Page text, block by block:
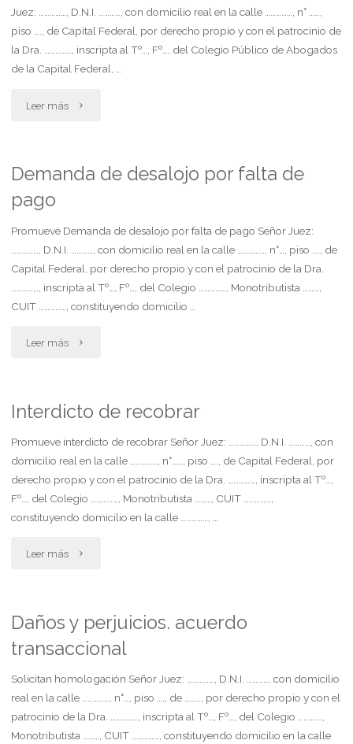
Juez: ……………, D.N.I. …………, con domicilio real en la calle ……………, n° ……,
piso …., de Capital Federal, por derecho propio y con el patrocinio de
la Dra. ……………, inscripta al Tº…, Fº…, del Colegio Público de Abogados
de la Capital Federal, …
Leer más "Demanda
cobro
honorarios
escribano"
Demanda de desalojo por falta de
pago
Promueve Demanda de desalojo por falta de pago Señor Juez:
……………, D.N.I. …………, con domicilio real en la calle ……………, n°…, piso …., de
Capital Federal, por derecho propio y con el patrocinio de la Dra.
……………, inscripta al Tº…, Fº…, del Colegio ……………, Monotributista ………,
CUIT ……………, constituyendo domicilio …
Leer más "Demanda
desalojo
falta
de
Interdicto de recobrar
Promueve interdicto de recobrar Señor Juez: ……………, D.N.I. …………, con
domicilio real en la calle ……………, n°……, piso …., de Capital Federal, por
derecho propio y con el patrocinio de la Dra. ……………, inscripta al Tº…,
Fº…, del Colegio ……………, Monotributista ………, CUIT ……………,
constituyendo domicilio en la calle ……………, …
Leer más "Interdicto
recobrar"
Daños y perjuicios. acuerdo
transaccional
Solicitan homologación Señor Juez: ……………, D.N.I. …………, con domicilio
real en la calle ……………, n°…, piso …., de ………, por derecho propio y con el
patrocinio de la Dra. ……………, inscripta al Tº…, Fº…, del Colegio ………….,
Monotributista ………, CUIT ……………, constituyendo domicilio en la calle